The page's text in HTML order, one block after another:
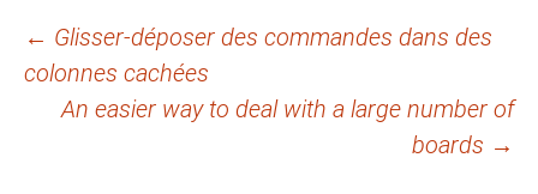
Navigation
des
← Glisser-déposer des commandes dans des
colonnes cachées
An easier way to deal with a large number of
boards →